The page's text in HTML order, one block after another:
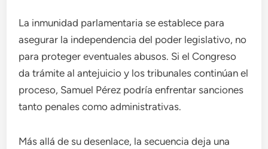
La inmunidad parlamentaria se establece para
asegurar la independencia del poder legislativo, no
para proteger eventuales abusos. Si el Congreso
da trámite al antejuicio y los tribunales continúan el
proceso, Samuel Pérez podría enfrentar sanciones
tanto penales como administrativas.
Más allá de su desenlace, la secuencia deja una